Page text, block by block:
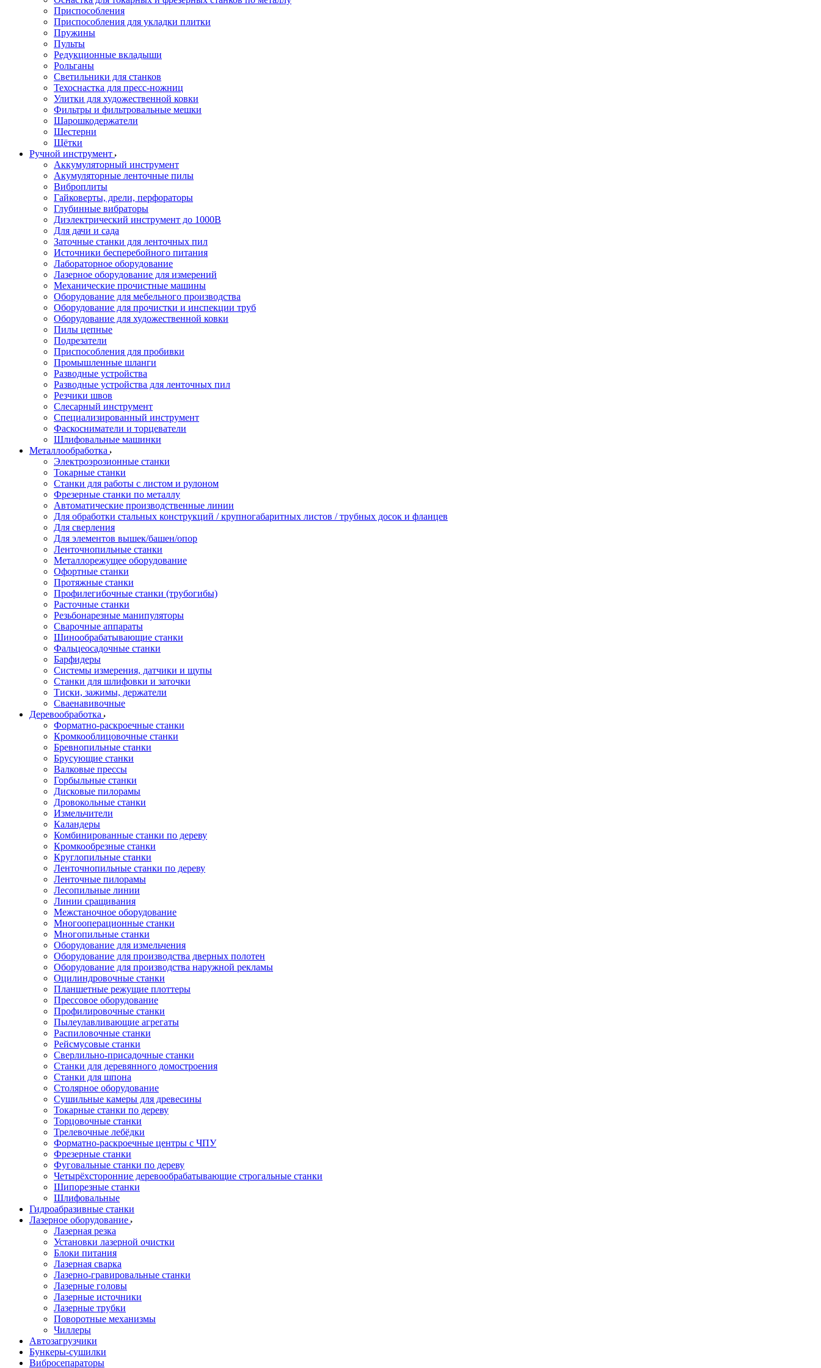
Приспособления
Приспособления для укладки плитки
Пружины
Пульты
Редукционные вкладыши
Рольганы
Светильники для станков
Техоснастка для пресс-ножниц
Улитки для художественной ковки
Фильтры и фильтровальные мешки
Шарошкодержатели
Шестерни
Щётки
Ручной инструмент
Аккумуляторный инструмент
Акумуляторные ленточные пилы
Виброплиты
Гайковерты, дрели, перфораторы
Глубинные вибраторы
Диэлектрический инструмент до 1000В
Для дачи и сада
Заточные станки для ленточных пил
Источники бесперебойного питания
Лабораторное оборудование
Лазерное оборудование для измерений
Механические прочистные машины
Оборудование для мебельного производства
Оборудование для прочистки и инспекции труб
Оборудование для художественной ковки
Пилы цепные
Подрезатели
Приспособления для пробивки
Промышленные шланги
Разводные устройства
Разводные устройства для ленточных пил
Резчики швов
Слесарный инструмент
Специализированный инструмент
Фаскосниматели и торцеватели
Шлифовальные машинки
Металлообработка
Электроэрозионные станки
Токарные станки
Станки для работы с листом и рулоном
Фрезерные станки по металлу
Автоматические производственные линии
Для обработки стальных конструкций / крупногабаритных листов / трубных досок и фланцев
Для сверления
Для элементов вышек/башен/опор
Ленточнопильные станки
Металлорежущее оборудование
Офортные станки
Протяжные станки
Профилегибочные станки (трубогибы)
Расточные станки
Резьбонарезные манипуляторы
Сварочные аппараты
Шинообрабатывающие станки
Фальцеосадочные станки
Барфидеры
Системы измерения, датчики и щупы
Станки для шлифовки и заточки
Тиски, зажимы, держатели
Cваенавивочные
Деревообработка
Форматно-раскроечные станки
Кромкооблицовочные станки
Бревнопильные станки
Брусующие станки
Валковые прессы
Горбыльные станки
Дисковые пилорамы
Дровокольные станки
Измельчители
Каландеры
Комбинированные станки по дереву
Кромкообрезные станки
Круглопильные станки
Ленточнопильные станки по дереву
Ленточные пилорамы
Лесопильные линии
Линии сращивания
Межстаночное оборудование
Многооперационные станки
Многопильные станки
Оборудование для измельчения
Оборудование для производства дверных полотен
Оборудование для производства наружной рекламы
Оцилиндровочные станки
Планшетные режущие плоттеры
Прессовое оборудование
Профилировочные станки
Пылеулавливающие агрегаты
Распиловочные станки
Рейсмусовые станки
Сверлильно-присадочные станки
Станки для деревянного домостроения
Станки для шпона
Столярное оборудование
Сушильные камеры для древесины
Токарные станки по дереву
Торцовочные станки
Трелевочные лебёдки
Форматно-раскроечные центры с ЧПУ
Фрезерные станки
Фуговальные станки по дереву
Четырёхсторонние деревообрабатывающие строгальные станки
Шипорезные станки
Шлифовальные
Гидроабразивные станки
Лазерное оборудование
Лазерная резка
Установки лазерной очистки
Блоки питания
Лазерная сварка
Лазерно-гравировальные станки
Лазерные головы
Лазерные источники
Лазерные трубки
Поворотные механизмы
Чиллеры
Автозагрузчики
Бункеры-сушилки
Вибросепараторы